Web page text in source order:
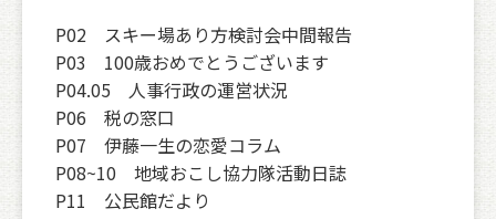
P02 スキー場あり方検討会中間報告
P03 100歳おめでとうございます
P04.05 人事行政の運営状況
P06 税の窓口
P07 伊藤一生の恋愛コラム
P08~10 地域おこし協力隊活動日誌
P11 公民館だより